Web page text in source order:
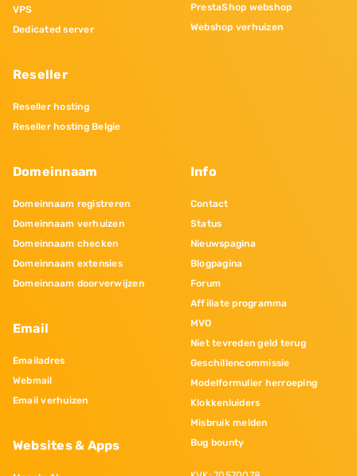
VPS
Dedicated server
Reseller
Reseller hosting
Reseller hosting Belgie
PrestaShop webshop
Webshop verhuizen
Domeinnaam
Domeinnaam registreren
Domeinnaam verhuizen
Domeinnaam checken
Domeinnaam extensies
Domeinnaam doorverwijzen
Email
Emailadres
Webmail
Email verhuizen
Websites & Apps
Info
Contact
Status
Nieuwspagina
Blogpagina
Forum
Affiliate programma
MVO
Niet tevreden geld terug
Geschillencommissie
Modelformulier herroeping
Klokkenluiders
Misbruik melden
Bug bounty